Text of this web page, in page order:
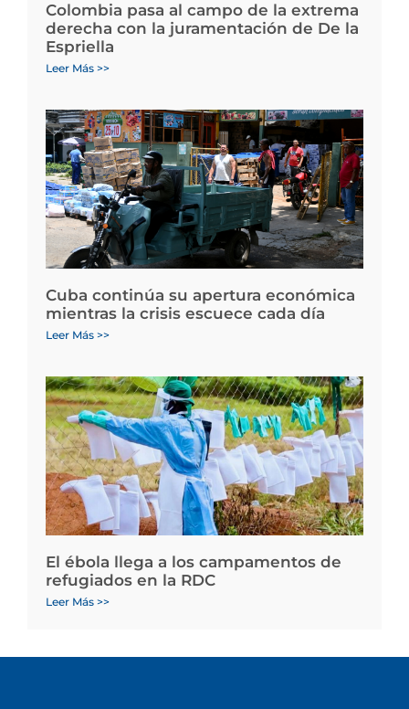
Colombia pasa al campo de la extrema
derecha con la juramentación de De la
Espriella
Leer Más >>
Cuba continúa su apertura económica
mientras la crisis escuece cada día
Leer Más >>
El ébola llega a los campamentos de
refugiados en la RDC
Leer Más >>